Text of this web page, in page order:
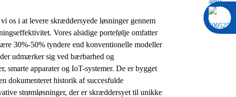
os i at levere skræddersyede løsninger gennem
Vores alsidige portefølje omfatter
30%-50% tyndere end konventionelle modeller
udmærker sig ved bærbarhed og
smarte apparater og IoT-systemer. De er bygget
dokumenteret historik af succesfulde
strømløsninger, der er skræddersyet til unikke